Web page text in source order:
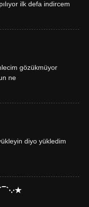
ilk defa indircem
gözükmüyor
ne
diyo yükledim